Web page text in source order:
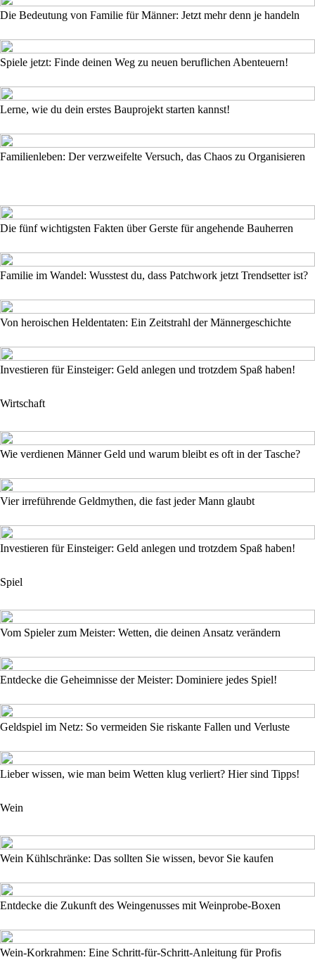
Die Bedeutung von Familie für Männer: Jetzt mehr denn je handeln
Spiele jetzt: Finde deinen Weg zu neuen beruflichen Abenteuern!
Lerne, wie du dein erstes Bauprojekt starten kannst!
Familienleben: Der verzweifelte Versuch, das Chaos zu Organisieren
Die fünf wichtigsten Fakten über Gerste für angehende Bauherren
Familie im Wandel: Wusstest du, dass Patchwork jetzt Trendsetter ist?
Von heroischen Heldentaten: Ein Zeitstrahl der Männergeschichte
Investieren für Einsteiger: Geld anlegen und trotzdem Spaß haben!
Wirtschaft
Wie verdienen Männer Geld und warum bleibt es oft in der Tasche?
Vier irreführende Geldmythen, die fast jeder Mann glaubt
Investieren für Einsteiger: Geld anlegen und trotzdem Spaß haben!
Spiel
Vom Spieler zum Meister: Wetten, die deinen Ansatz verändern
Entdecke die Geheimnisse der Meister: Dominiere jedes Spiel!
Geldspiel im Netz: So vermeiden Sie riskante Fallen und Verluste
Lieber wissen, wie man beim Wetten klug verliert? Hier sind Tipps!
Wein
Wein Kühlschränke: Das sollten Sie wissen, bevor Sie kaufen
Entdecke die Zukunft des Weingenusses mit Weinprobe-Boxen
Wein-Korkrahmen: Eine Schritt-für-Schritt-Anleitung für Profis